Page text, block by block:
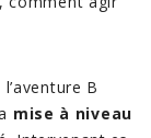
B
mise à niveau